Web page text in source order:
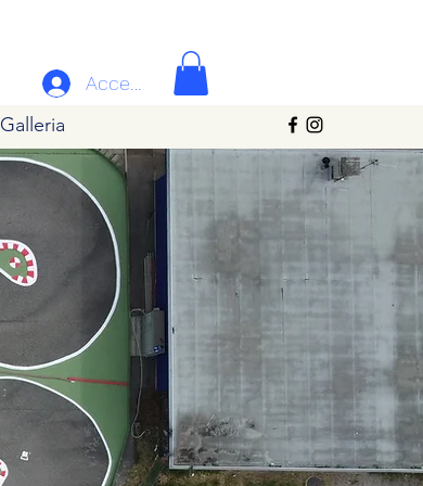
Accedi
Galleria